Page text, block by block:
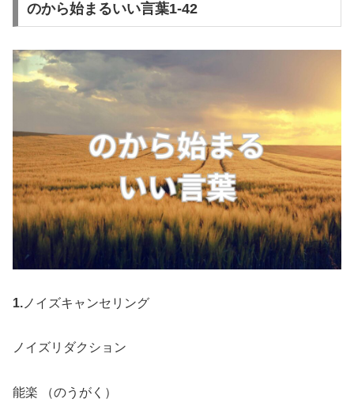
のから始まるいい言葉1-42
1. ノイズキャンセリング
ノイズリダクション
能楽 （のうがく）